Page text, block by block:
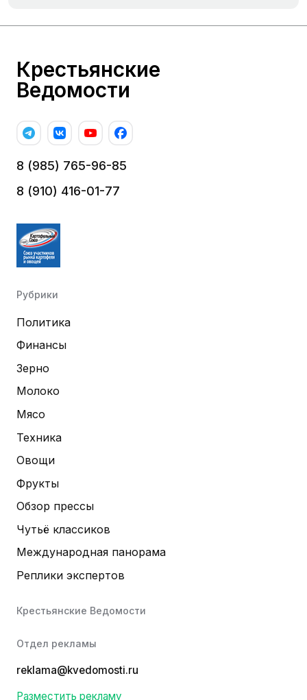
Крестьянские
Ведомости
8 (985) 765-96-85
8 (910) 416-01-77
Рубрики
Политика
Финансы
Зерно
Молоко
Мясо
Техника
Овощи
Фрукты
Обзор прессы
Чутьё классиков
Международная панорама
Реплики экспертов
Крестьянские Ведомости
Отдел рекламы
reklama@kvedomosti.ru
Разместить рекламу